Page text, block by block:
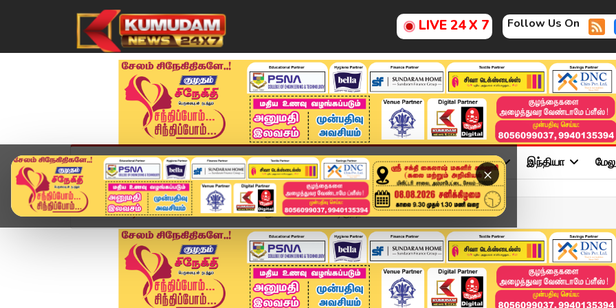
LIVE 24 X 7 Follow Us On
×
முகப்பு விளையாட்டு அண்மை தமிழ்நாடு சினிமா அரசியல் விளையாட்டு இந்தியா
Home வீடியோ ஸ்டோரி சென்னையில் பதுக்கி வைக்கப்பட்டிருந்த 400 கிலோ ச...